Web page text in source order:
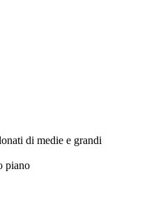
di medie e grandi
piano